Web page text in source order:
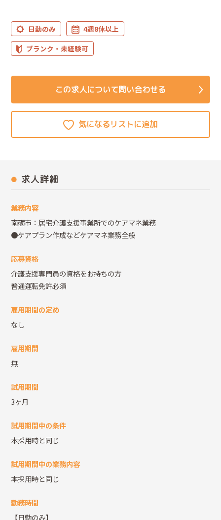
日勤のみ
4週8休以上
ブランク・未経験可
この求人について問い合わせる
求人詳細
業務内容
南砺市：居宅介護支援事業所でのケアマネ業務
●ケアプラン作成などケアマネ業務全般
応募資格
介護支援専門員の資格をお持ちの方
普通運転免許必須
雇用期間の定め
なし
雇用期間
無
試用期間
3ヶ月
試用期間中の条件
本採用時と同じ
試用期間中の業務内容
本採用時と同じ
勤務時間
【日勤のみ】